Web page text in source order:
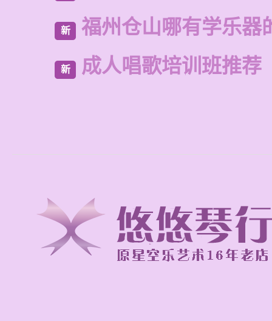
新 福州仓山哪有学乐器
新 成人唱歌培训班推荐